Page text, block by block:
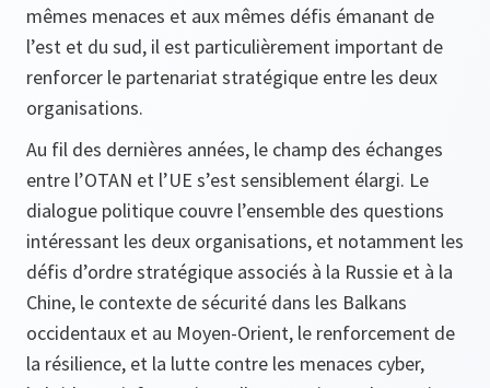
mêmes menaces et aux mêmes défis émanant de
l’est et du sud, il est particulièrement important de
renforcer le partenariat stratégique entre les deux
organisations.
Au fil des dernières années, le champ des échanges
entre l’OTAN et l’UE s’est sensiblement élargi. Le
dialogue politique couvre l’ensemble des questions
intéressant les deux organisations, et notamment les
défis d’ordre stratégique associés à la Russie et à la
Chine, le contexte de sécurité dans les Balkans
occidentaux et au Moyen-Orient, le renforcement de
la résilience, et la lutte contre les menaces cyber,